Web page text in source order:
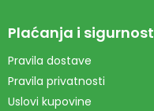
Plaćanja i sigurnost
Pravila dostave
Pravila privatnosti
Uslovi kupovine